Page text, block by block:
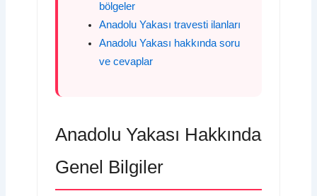
bölgeler
Anadolu Yakası travesti ilanları
Anadolu Yakası hakkında soru
ve cevaplar
Anadolu Yakası Hakkında
Genel Bilgiler